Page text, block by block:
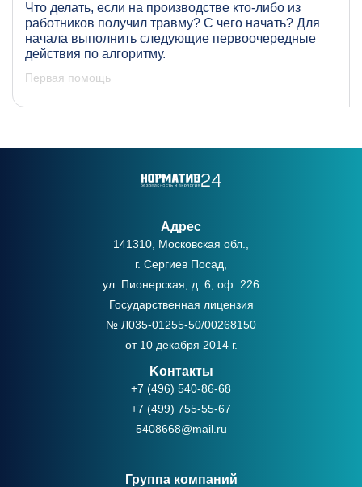
Что делать, если на производстве кто-либо из
работников получил травму? С чего начать? Для
начала выполнить следующие первоочередные
действия по алгоритму.
Первая помощь
Адрес
141310, Московская обл.,
г. Сергиев Посад,
ул. Пионерская, д. 6, оф. 226
Государственная лицензия
№ Л035-01255-50/00268150
от 10 декабря 2014 г.
Kонтакты
+7 (496) 540-86-68
+7 (499) 755-55-67
5408668@mail.ru
Группа компаний